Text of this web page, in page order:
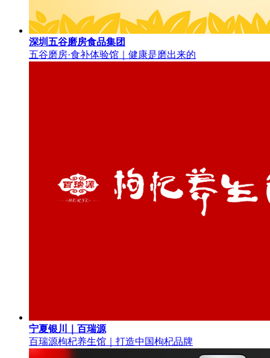
深圳五谷磨房食品集团
五谷磨房·食补体验馆｜健康是磨出来的
宁夏银川｜百瑞源
百瑞源枸杞养生馆｜打造中国枸杞品牌